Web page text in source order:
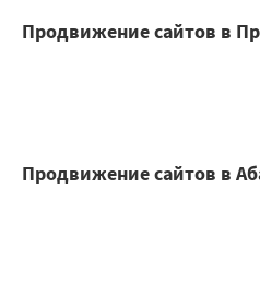
Продвижение сайтов в
Продвижение сайтов в